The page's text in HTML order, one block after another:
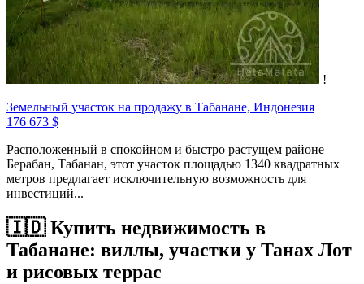
!
Земельный участок на продажу в Табанане, Индонезия
176 673 $
Расположенный в спокойном и быстро растущем районе
Берабан, Табанан, этот участок площадью 1340 квадратных
метров предлагает исключительную возможность для
инвестиций...
🇮🇩 Купить недвижимость в
Табанане: виллы, участки у Танах Лот
и рисовых террас